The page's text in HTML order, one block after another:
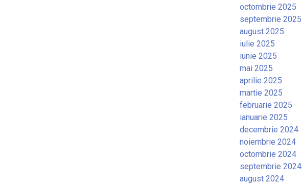
octombrie 2025
septembrie 2025
august 2025
iulie 2025
iunie 2025
mai 2025
aprilie 2025
martie 2025
februarie 2025
ianuarie 2025
decembrie 2024
noiembrie 2024
octombrie 2024
septembrie 2024
august 2024